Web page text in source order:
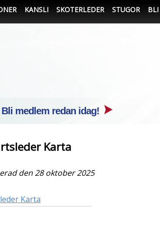
KANSLI SKOTERLEDER STUGOR
medlem redan idag!
Karta
den 28 oktober 2025
Karta